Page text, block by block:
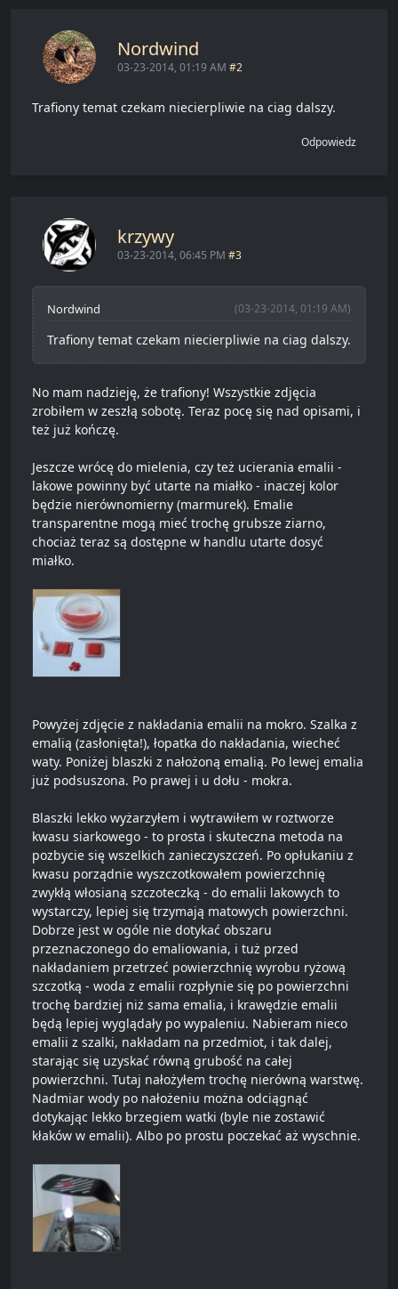
Nordwind
03-23-2014, 01:19 AM #2
Trafiony temat czekam niecierpliwie na ciag dalszy.
Odpowiedz
krzywy
03-23-2014, 06:45 PM #3
(03-23-2014, 01:19 AM)
Nordwind
Trafiony temat czekam niecierpliwie na ciag dalszy.
No mam nadzieję, że trafiony! Wszystkie zdjęcia
zrobiłem w zeszłą sobotę. Teraz pocę się nad opisami, i
też już kończę.
Jeszcze wrócę do mielenia, czy też ucierania emalii -
lakowe powinny być utarte na miałko - inaczej kolor
będzie nierównomierny (marmurek). Emalie
transparentne mogą mieć trochę grubsze ziarno,
chociaż teraz są dostępne w handlu utarte dosyć
miałko.
Powyżej zdjęcie z nakładania emalii na mokro. Szalka z
emalią (zasłonięta!), łopatka do nakładania, wiecheć
waty. Poniżej blaszki z nałożoną emalią. Po lewej emalia
już podsuszona. Po prawej i u dołu - mokra.
Blaszki lekko wyżarzyłem i wytrawiłem w roztworze
kwasu siarkowego - to prosta i skuteczna metoda na
pozbycie się wszelkich zanieczyszczeń. Po opłukaniu z
kwasu porządnie wyszczotkowałem powierzchnię
zwykłą włosianą szczoteczką - do emalii lakowych to
wystarczy, lepiej się trzymają matowych powierzchni.
Dobrze jest w ogóle nie dotykać obszaru
przeznaczonego do emaliowania, i tuż przed
nakładaniem przetrzeć powierzchnię wyrobu ryżową
szczotką - woda z emalii rozpłynie się po powierzchni
trochę bardziej niż sama emalia, i krawędzie emalii
będą lepiej wyglądały po wypaleniu. Nabieram nieco
emalii z szalki, nakładam na przedmiot, i tak dalej,
starając się uzyskać równą grubość na całej
powierzchni. Tutaj nałożyłem trochę nierówną warstwę.
Nadmiar wody po nałożeniu można odciągnąć
dotykając lekko brzegiem watki (byle nie zostawić
kłaków w emalii). Albo po prostu poczekać aż wyschnie.